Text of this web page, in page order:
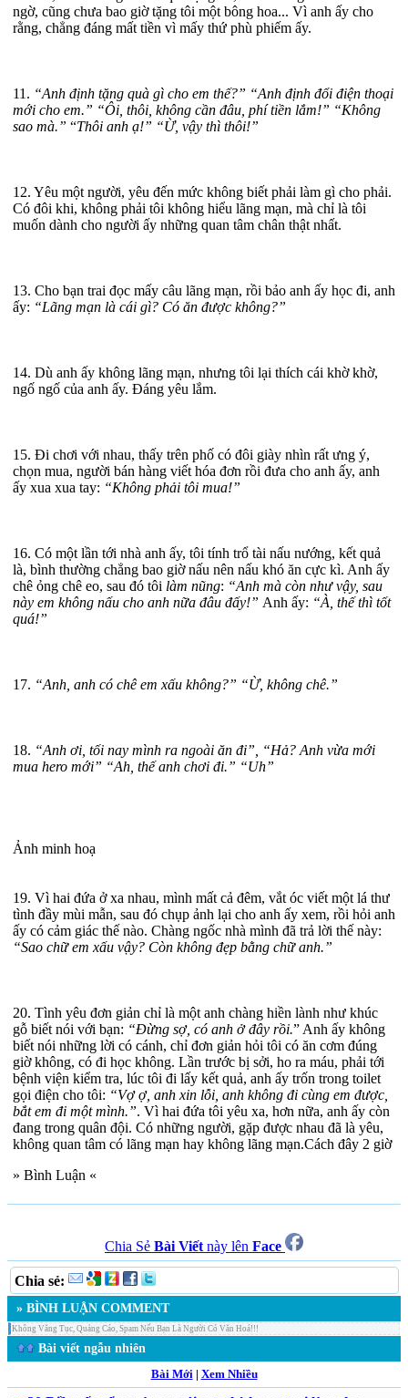
ngờ, cũng chưa bao giờ tặng tôi một bông hoa... Vì anh ấy cho
rằng, chẳng đáng mất tiền vì mấy thứ phù phiếm ấy.
11. “Anh định tặng quà gì cho em thế?” “Anh định đổi điện thoại
mới cho em.” “Ôi, thôi, không cần đâu, phí tiền lắm!” “Không
sao mà.” “Thôi anh ạ!” “Ừ, vậy thì thôi!”
12. Yêu một người, yêu đến mức không biết phải làm gì cho phải.
Có đôi khi, không phải tôi không hiểu lãng mạn, mà chỉ là tôi
muốn dành cho người ấy những quan tâm chân thật nhất.
13. Cho bạn trai đọc mấy câu lãng mạn, rồi bảo anh ấy học đi, anh
ấy: “Lãng mạn là cái gì? Có ăn được không?”
14. Dù anh ấy không lãng mạn, nhưng tôi lại thích cái khờ khờ,
ngố ngố của anh ấy. Đáng yêu lắm.
15. Đi chơi với nhau, thấy trên phố có đôi giày nhìn rất ưng ý,
chọn mua, người bán hàng viết hóa đơn rồi đưa cho anh ấy, anh
ấy xua xua tay: “Không phải tôi mua!”
16. Có một lần tới nhà anh ấy, tôi tính trổ tài nấu nướng, kết quả
là, bình thường chẳng bao giờ nấu nên nấu khó ăn cực kì. Anh ấy
chê ỏng chê eo, sau đó tôi làm nũng: “Anh mà còn như vậy, sau
này em không nấu cho anh nữa đâu đấy!” Anh ấy: “À, thế thì tốt
quá!”
17. “Anh, anh có chê em xấu không?” “Ừ, không chê.”
18. “Anh ơi, tối nay mình ra ngoài ăn đi”, “Hả? Anh vừa mới
mua hero mới” “Ah, thế anh chơi đi.” “Uh”
Ảnh minh hoạ
19. Vì hai đứa ở xa nhau, mình mất cả đêm, vắt óc viết một lá thư
tình đầy mùi mẫn, sau đó chụp ảnh lại cho anh ấy xem, rồi hỏi anh
ấy có cảm giác thế nào. Chàng ngốc nhà mình đã trả lời thế này:
“Sao chữ em xấu vậy? Còn không đẹp bằng chữ anh.”
20. Tình yêu đơn giản chỉ là một anh chàng hiền lành như khúc
gỗ biết nói với bạn: “Đừng sợ, có anh ở đây rồi.” Anh ấy không
biết nói những lời có cánh, chỉ đơn giản hỏi tôi có ăn cơm đúng
giờ không, có đi học không. Lần trước bị sởi, ho ra máu, phải tới
bệnh viện kiểm tra, lúc tôi đi lấy kết quả, anh ấy trốn trong toilet
gọi điện cho tôi: “Vợ ợ, anh xin lỗi, anh không đi cùng em được,
bắt em đi một mình.”. Vì hai đứa tôi yêu xa, hơn nữa, anh ấy còn
đang trong quân đội. Có những người, gặp được nhau đã là yêu,
không quan tâm có lãng mạn hay không lãng mạn.Cách đây 2 giờ
» Bình Luận «
Chia Sẻ Bài Viết này lên Face
Chia sẻ:
» BÌNH LUẬN COMMENT
Không Văng Tục, Quảng Cáo, Spam Nếu Bạn Là Người Có Văn Hoá!!!
Bài viết ngẫu nhiên
Bài Mới| Xem Nhiều